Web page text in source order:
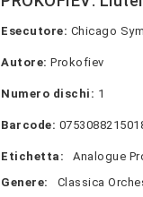
Esecutore: Chicago
Autore: Prokofiev
Numero dischi: 1
Barcode:
Etichetta: Analogue
Genere:
Classica